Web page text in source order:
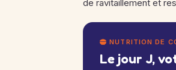
de ravitaillement et
NUTRITION DE
Le jour J,